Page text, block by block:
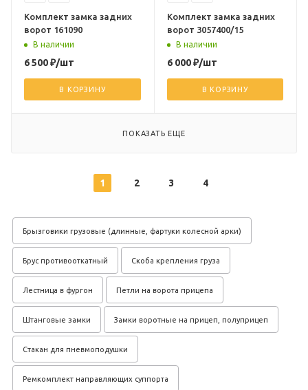
Комплект замка задних
ворот 161090
В наличии
6 500₽/шт
В КОРЗИНУ
Комплект замка задних
ворот 3057400/15
В наличии
6 000₽/шт
В КОРЗИНУ
ПОКАЗАТЬ ЕЩЕ
1 2 3 4
Брызговики грузовые (длинные, фартуки колесной арки)
Брус противооткатный Скоба крепления груза
Лестница в фургон Петли на ворота прицепа
Штанговые замки Замки воротные на прицеп, полуприцеп
Стакан для пневмоподушки
Ремкомплект направляющих суппорта